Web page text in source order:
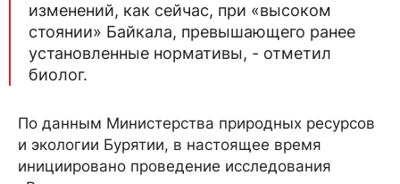
изменений, как сейчас, при «высоком
стоянии» Байкала, превышающего ранее
установленные нормативы, - отметил
биолог.
По данным Министерства природных ресурсов
и экологии Бурятии, в настоящее время
инициировано проведение исследования